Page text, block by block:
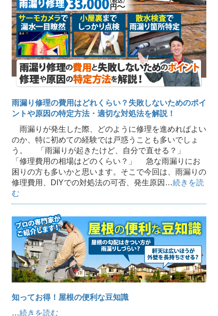
雨漏り修理の費用はどれくらい？失敗しないためのポイ
ントや原因の特定方法・適切な対処法を解説！
雨漏りが発生した際、どのように修理を進めればよい
のか、特に初めての経験では戸惑うことも多いでしょ
う。 「雨漏りが起きたけど、自分で直せる？」
「修理費用の相場はどのくらい？」 急な雨漏りにお
困りの方も多いかと思います。そこで今回は、雨漏りの
修理費用、DIYでの対処法の可否、発生原因…続きを読
む
知ってお得！屋根の便利な豆知識
…続きを読む